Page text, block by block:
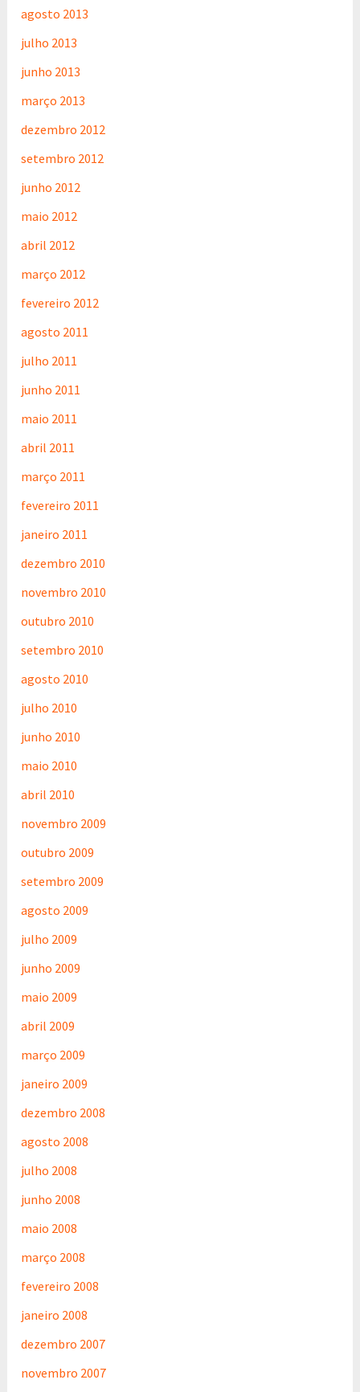
agosto 2013
julho 2013
junho 2013
março 2013
dezembro 2012
setembro 2012
junho 2012
maio 2012
abril 2012
março 2012
fevereiro 2012
agosto 2011
julho 2011
junho 2011
maio 2011
abril 2011
março 2011
fevereiro 2011
janeiro 2011
dezembro 2010
novembro 2010
outubro 2010
setembro 2010
agosto 2010
julho 2010
junho 2010
maio 2010
abril 2010
novembro 2009
outubro 2009
setembro 2009
agosto 2009
julho 2009
junho 2009
maio 2009
abril 2009
março 2009
janeiro 2009
dezembro 2008
agosto 2008
julho 2008
junho 2008
maio 2008
março 2008
fevereiro 2008
janeiro 2008
dezembro 2007
novembro 2007